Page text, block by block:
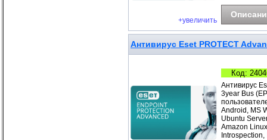
+увеличить
Антивирус Eset PROTECT
Код:
Антивирус
3year Bus
Android, MS
Ubuntu
Amazon